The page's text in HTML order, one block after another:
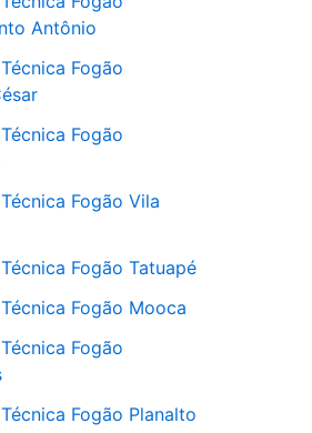
Antônio
Fogão
Fogão
Fogão Vila
Fogão Tatuapé
Fogão Mooca
Fogão
Fogão Planalto